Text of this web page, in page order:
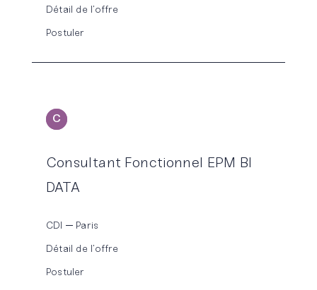
Détail de l’offre
Postuler
C ONSEIL
Consultant Fonctionnel EPM BI
DATA
CDI Paris
Détail de l’offre
Postuler